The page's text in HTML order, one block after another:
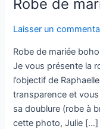
Robe de
Laisser un
Robe de mariée
Je vous présente la
l’objectif de
transparence et
sa doublure (robe à
cette photo, Julie […]